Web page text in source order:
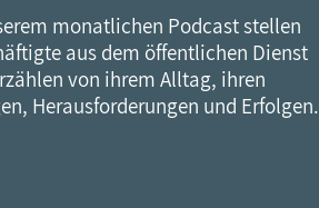
monatlichen Podcast stellen
aus dem öffentlichen Dienst
von ihrem Alltag, ihren
Herausforderungen und Erfolgen.